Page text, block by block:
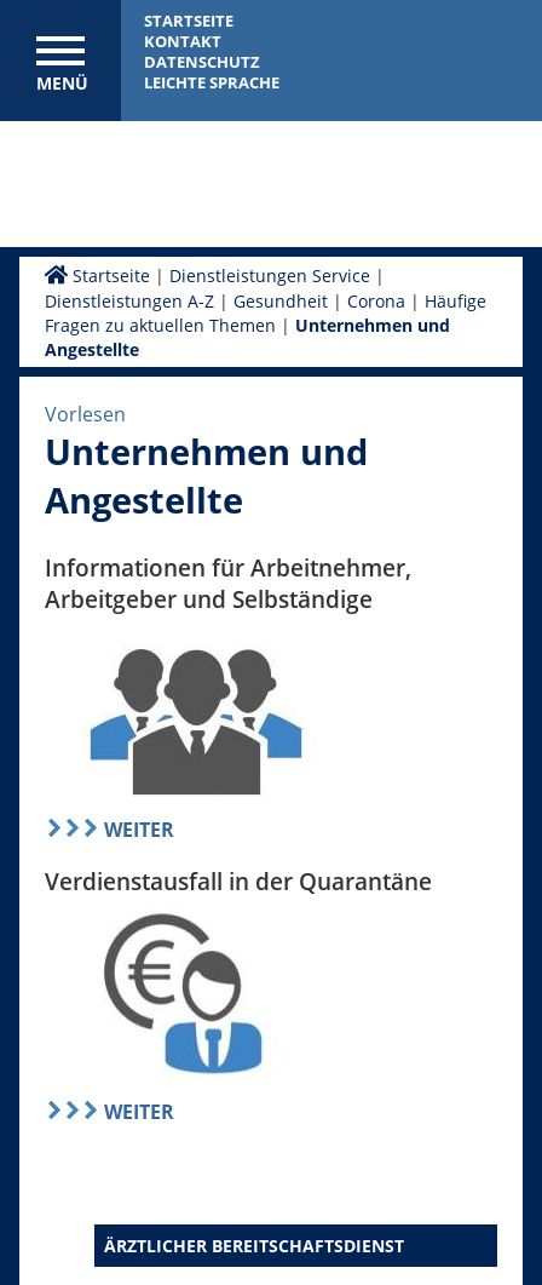
MENÜ
STARTSEITE
KONTAKT
DATENSCHUTZ
LEICHTE SPRACHE
Startseite| Dienstleistungen Service|
Dienstleistungen A-Z| Gesundheit| Corona | Häufige
Fragen zu aktuellen Themen | Unternehmen und
Angestellte
Vorlesen
Unternehmen und
Angestellte
Informationen für Arbeitnehmer,
Arbeitgeber und Selbständige
WEITER
Verdienstausfall in der Quarantäne
WEITER
ÄRZTLICHER BEREITSCHAFTSDIENST